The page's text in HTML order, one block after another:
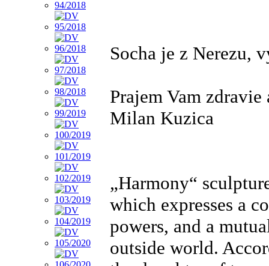
Socha je z Nerezu,
Prajem Vam
Milan Kuzica
„Harmony“
which expresses a
powers, and a
outside world.